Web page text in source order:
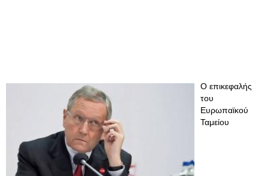
O επικεφαλής
του
Ευρωπαϊκού
Ταμείου